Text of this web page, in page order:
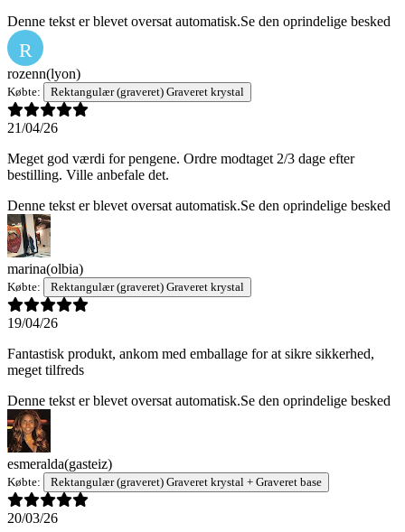
Denne tekst er blevet oversat automatisk.Se den oprindelige besked
R
rozenn(lyon)
Købte: Rektangulær (graveret) Graveret krystal
21/04/26
Meget god værdi for pengene. Ordre modtaget 2/3 dage efter
bestilling. Ville anbefale det.
Denne tekst er blevet oversat automatisk.Se den oprindelige besked
marina(olbia)
Købte: Rektangulær (graveret) Graveret krystal
19/04/26
Fantastisk produkt, ankom med emballage for at sikre sikkerhed,
meget tilfreds
Denne tekst er blevet oversat automatisk.Se den oprindelige besked
esmeralda(gasteiz)
Købte: Rektangulær (graveret) Graveret krystal + Graveret base
20/03/26